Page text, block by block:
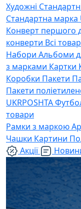
Художні
Стандартна марка
Конверт першого
конверти Всі
Набори Альбоми
з марками Картки
Коробки Пакети
Пакети
UKRPOSHTA
товари
Рамки з маркою
Чашки Картини
Акції